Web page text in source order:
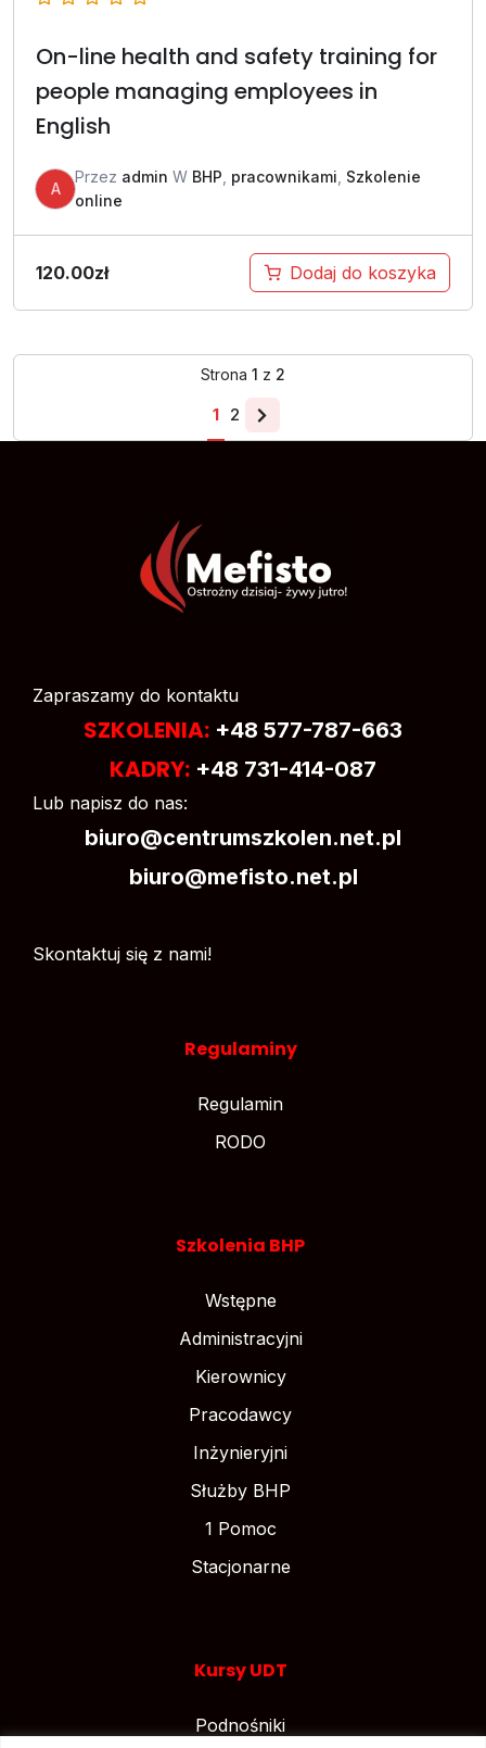
On-line health and safety training for
people managing employees in
English
A
Przez admin W BHP pracownikami Szkolenie
online
120.00zł Dodaj do koszyka
Strona 1 z 2
1 2
Zapraszamy do kontaktu
SZKOLENIA: +48 577-787-663
KADRY: +48 731-414-087
Lub napisz do nas:
biuro@centrumszkolen.net.pl
biuro@mefisto.net.pl
Skontaktuj się z nami!
Regulaminy
Regulamin
RODO
Szkolenia BHP
Wstępne
Administracyjni
Kierownicy
Pracodawcy
Inżynieryjni
Służby BHP
1 Pomoc
Stacjonarne
Kursy UDT
Podnośniki